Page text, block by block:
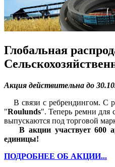
Глобальная
Акция действительна до
В связи с ребрендингом. С
"Roulunds". Теперь ремни для
выпускаются под торговой
В акции участвует 600
единицы!
ПОДРОБНЕЕ ОБ АКЦИИ...